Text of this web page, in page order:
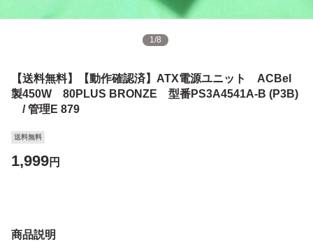
1/8
【送料無料】【動作確認済】ATX電源ユニット ACBel
製450W 80PLUS BRONZE 型番PS3A4541A-B (P3B)
/ 管理E 879
送料無料
1,999円
商品説明